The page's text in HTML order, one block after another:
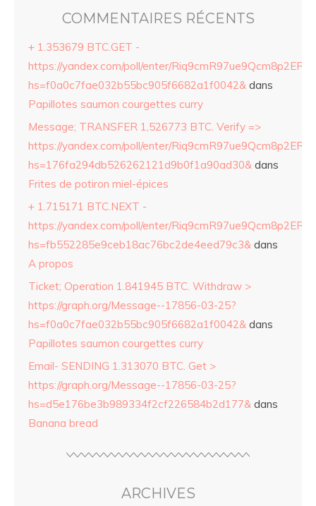
COMMENTAIRES RÉCENTS
+ 1.353679 BTC.GET -
https://yandex.com/poll/enter/
hs=f0a0c7fae032b55bc905f6682a1f0042& dans
Papillotes saumon courgettes curry
Message; TRANSFER 1,526773 BTC. Verify =>
https://yandex.com/poll/enter/
hs=176fa294db526262121d9b0f1a90ad30& dans
Frites de potiron miel-épices
+ 1.715171 BTC.NEXT -
https://yandex.com/poll/enter/
hs=fb552285e9ceb18ac76bc2de4eed79c3& dans
A propos
Ticket; Operation 1.841945 BTC. Withdraw >
https://graph.org/Message--17856-03-25?
hs=f0a0c7fae032b55bc905f6682a1f0042& dans
Papillotes saumon courgettes curry
Email- SENDING 1.313070 BTC. Get >
https://graph.org/Message--17856-03-25?
hs=d5e176be3b989334f2cf226584b2d177& dans
Banana bread
ARCHIVES